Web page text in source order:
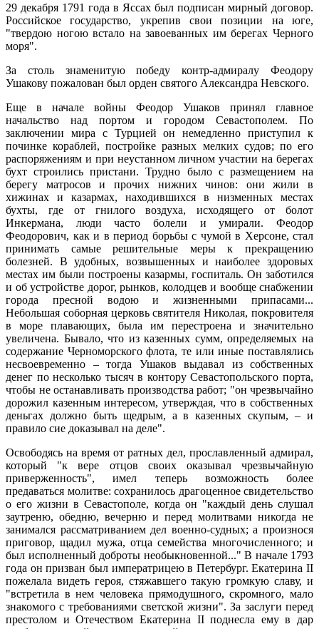
29 декабря 1791 года в Яссах был подписан мирный договор.
Российское государство, укрепив свои позиции на юге,
"твердою ногою встало на завоеванных им берегах Черного
моря".
За столь знаменитую победу контр-адмиралу Феодору
Ушакову пожалован был орден святого Александра Невского.
Еще в начале войны Феодор Ушаков принял главное
начальство над портом и городом Севастополем. По
заключении мира с Турцией он немедленно приступил к
починке кораблей, постройке разных мелких судов; по его
распоряжениям и при неустанном личном участии на берегах
бухт строились пристани. Трудно было с размещением на
берегу матросов и прочих нижних чинов: они жили в
хижинах и казармах, находившихся в низменных местах
бухты, где от гнилого воздуха, исходящего от болот
Инкермана, люди часто болели и умирали. Феодор
Феодорович, как и в период борьбы с чумой в Херсоне, стал
принимать самые решительные меры к прекращению
болезней. В удобных, возвышенных и наиболее здоровых
местах им были построены казармы, госпиталь. Он заботился
и об устройстве дорог, рынков, колодцев и вообще снабжении
города пресной водою и жизненными припасами...
Небольшая соборная церковь святителя Николая, покровителя
в море плавающих, была им перестроена и значительно
увеличена. Бывало, что из казенных сумм, определяемых на
содержание Черноморского флота, те или иные поставлялись
несвоевременно – тогда Ушаков выдавал из собственных
денег по несколько тысяч в контору Севастопольского порта,
чтобы не останавливать производства работ; "он чрезвычайно
дорожил казенным интересом, утверждая, что в собственных
деньгах должно быть щедрым, а в казенных скупым, – и
правило сие доказывал на деле".
Освободясь на время от ратных дел, прославленный адмирал,
который "к вере отцов своих оказывал чрезвычайную
приверженность", имел теперь возможность более
предаваться молитве: сохранилось драгоценное свидетельство
о его жизни в Севастополе, когда он "каждый день слушал
заутреню, обедню, вечерню и перед молитвами никогда не
занимался рассматриванием дел военно-судных; а произнося
приговор, щадил мужа, отца семейства многочисленного; и
был исполненный доброты необыкновенной..." В начале 1793
года он призван был императрицею в Петербург. Екатерина II
пожелала видеть героя, стяжавшего такую громкую славу, и
"встретила в нем человека прямодушного, скромного, мало
знакомого с требованиями светской жизни". За заслуги перед
престолом и Отечеством Екатерина II поднесла ему в дар